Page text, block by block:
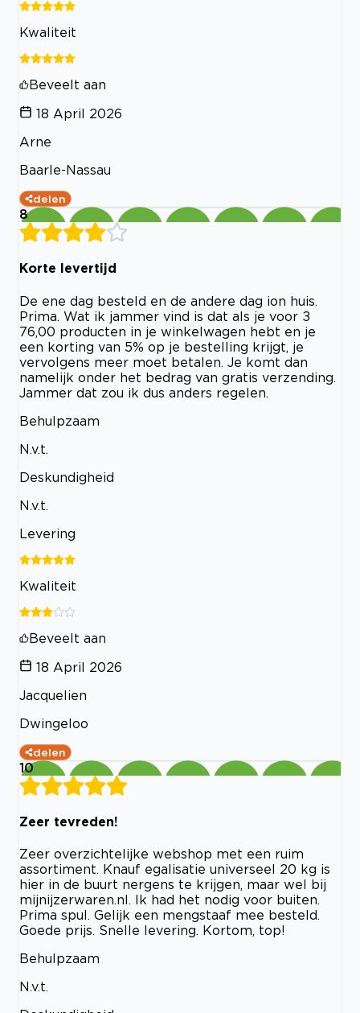
Kwaliteit
Beveelt aan
18 April 2026
Arne
Baarle-Nassau
delen
8
Korte levertijd
De ene dag besteld en de andere dag ion huis.
Prima. Wat ik jammer vind is dat als je voor ±
76,00 producten in je winkelwagen hebt en je
een korting van 5% op je bestelling krijgt, je
vervolgens meer moet betalen. Je komt dan
namelijk onder het bedrag van gratis verzending.
Jammer dat zou ik dus anders regelen.
Behulpzaam
N.v.t.
Deskundigheid
N.v.t.
Levering
Kwaliteit
Beveelt aan
18 April 2026
Jacquelien
Dwingeloo
delen
10
Zeer tevreden!
Zeer overzichtelijke webshop met een ruim
assortiment. Knauf egalisatie universeel 20 kg is
hier in de buurt nergens te krijgen, maar wel bij
mijnijzerwaren.nl. Ik had het nodig voor buiten.
Prima spul. Gelijk een mengstaaf mee besteld.
Goede prijs. Snelle levering. Kortom, top!
Behulpzaam
N.v.t.